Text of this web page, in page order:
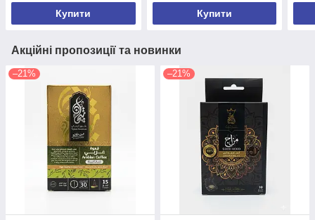
Купити Купити
Акційні пропозиції та новинки
–21% –21%